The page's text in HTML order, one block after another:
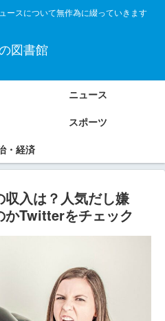
ースについて無作為に綴っていきます
図書館
ニュース
スポーツ
・経済
入は？人気だし嫌
かTwitterをチェック